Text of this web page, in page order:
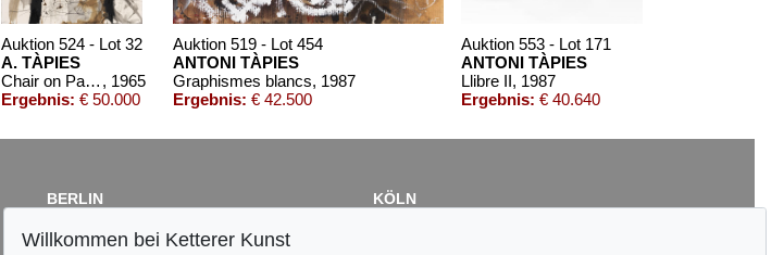
Auktion 524 - Lot 32
A. TÀPIES
Chair on Paper , 1965
Ergebnis: € 50.000
Auktion 519 - Lot 454
ANTONI TÀPIES
Graphismes blancs, 1987
Ergebnis: € 42.500
Auktion 553 - Lot 171
ANTONI TÀPIES
Llibre II, 1987
Ergebnis: € 40.640
BERLIN
Fasanenstr. 70
KÖLN
Willkommen bei Ketterer Kunst